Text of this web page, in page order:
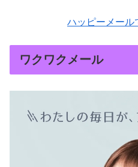
ハッピーメール
ワクワクメール